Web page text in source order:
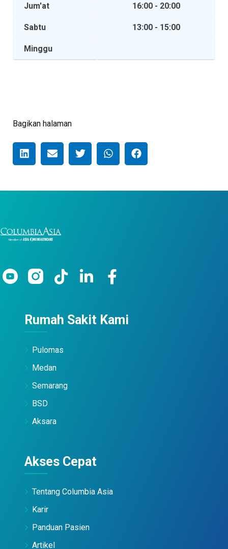
Jum'at 16:00 - 20:00
Sabtu 13:00 - 15:00
Minggu
Bagikan halaman
Rumah Sakit Kami
Pulomas
Medan
Semarang
BSD
Aksara
Akses Cepat
Tentang Columbia Asia
Karir
Panduan Pasien
Artikel